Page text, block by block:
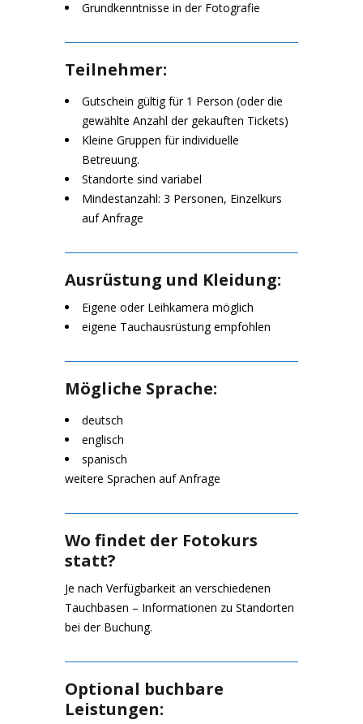
Grundkenntnisse in der Fotografie
Teilnehmer:
Gutschein gültig für 1 Person (oder die
gewählte Anzahl der gekauften Tickets)
Kleine Gruppen für individuelle
Betreuung.
Standorte sind variabel
Mindestanzahl: 3 Personen, Einzelkurs
auf Anfrage
Ausrüstung und Kleidung:
Eigene oder Leihkamera möglich
eigene Tauchausrüstung empfohlen
Mögliche Sprache:
deutsch
englisch
spanisch
weitere Sprachen auf Anfrage
Wo findet der Fotokurs
statt?
Je nach Verfügbarkeit an verschiedenen
Tauchbasen – Informationen zu Standorten
bei der Buchung.
Optional buchbare
Leistungen: